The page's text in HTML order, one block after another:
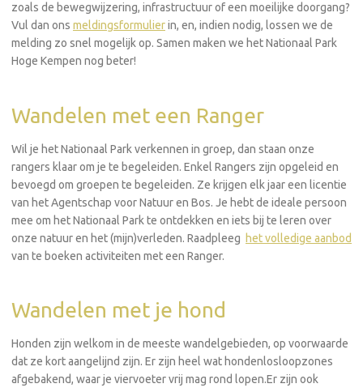
zoals de bewegwijzering, infrastructuur of een moeilijke doorgang?
Vul dan ons meldingsformulierin, en, indien nodig, lossen we de
melding zo snel mogelijk op. Samen maken we het Nationaal Park
Hoge Kempen nog beter!
Wandelen met een Ranger
Wil je het Nationaal Park verkennen in groep, dan staan onze
rangers klaar om je te begeleiden. Enkel Rangers zijn opgeleid en
bevoegd om groepen te begeleiden. Ze krijgen elk jaar een licentie
van het Agentschap voor Natuur en Bos. Je hebt de ideale persoon
mee om het Nationaal Park te ontdekken en iets bij te leren over
onze natuur en het (mijn)verleden. Raadpleeg het volledige aanbod
van te boeken activiteiten met een Ranger.
Wandelen met je hond
Honden zijn welkom in de meeste wandelgebieden, op voorwaarde
dat ze kort aangelijnd zijn. Er zijn heel wat hondenlosloopzones
afgebakend, waar je viervoeter vrij mag rond lopen.Er zijn ook